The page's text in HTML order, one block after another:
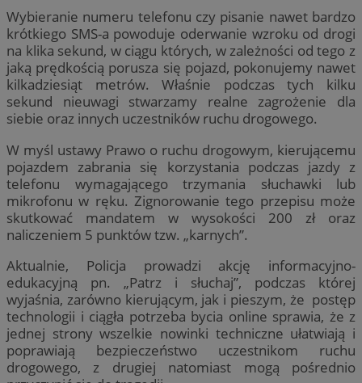
Wybieranie numeru telefonu czy pisanie nawet bardzo
krótkiego SMS-a powoduje oderwanie wzroku od drogi
na klika sekund, w ciągu których, w zależności od tego z
jaką prędkością porusza się pojazd, pokonujemy nawet
kilkadziesiąt metrów. Właśnie podczas tych kilku
sekund nieuwagi stwarzamy realne zagrożenie dla
siebie oraz innych uczestników ruchu drogowego.
W myśl ustawy Prawo o ruchu drogowym, kierującemu
pojazdem zabrania się korzystania podczas jazdy z
telefonu wymagającego trzymania słuchawki lub
mikrofonu w ręku. Zignorowanie tego przepisu może
skutkować mandatem w wysokości 200 zł oraz
naliczeniem 5 punktów tzw. „karnych”.
Aktualnie, Policja prowadzi akcję informacyjno-
edukacyjną pn. „Patrz i słuchaj”, podczas której
wyjaśnia, zarówno kierującym, jak i pieszym, że postęp
technologii i ciągła potrzeba bycia online sprawia, że z
jednej strony wszelkie nowinki techniczne ułatwiają i
poprawiają bezpieczeństwo uczestnikom ruchu
drogowego, z drugiej natomiast mogą pośrednio